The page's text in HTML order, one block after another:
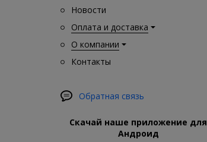
Новости
Оплата и доставка
О компании
Контакты
Обратная связь
Скачай наше приложение для
Андроид